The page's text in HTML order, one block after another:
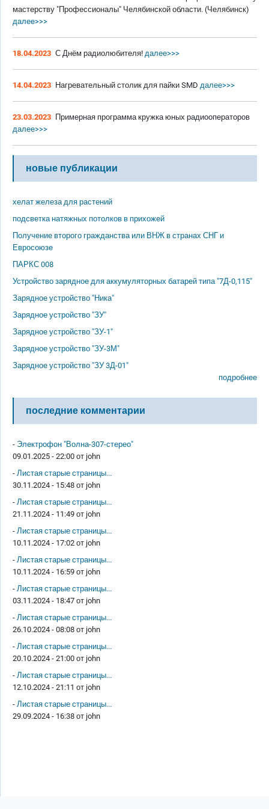
мастерству "Профессионалы" Челябинской области. (Челябинск)
далее>>>
18.04.2023 С Днём радиолюбителя! далее>>>
14.04.2023 Нагревательный столик для пайки SMD далее>>>
23.03.2023 Примерная программа кружка юных радиооператоров
далее>>>
новые публикации
хелат железа для растений
подсветка натяжных потолков в прихожей
Получение второго гражданства или ВНЖ в странах СНГ и
Евросоюзе
ПАРКС 008
Устройство зарядное для аккумуляторных батарей типа "7Д-0,115"
Зарядное устройство "Ника"
Зарядное устройство "ЗУ"
Зарядное устройство "ЗУ-1"
Зарядное устройство "ЗУ-3М"
Зарядное устройство "ЗУ 3Д-01"
подробнее
последние комментарии
- Электрофон "Волна-307-стерео"
09.01.2025 - 22:00 от john
- Листая старые страницы...
30.11.2024 - 15:48 от john
- Листая старые страницы...
21.11.2024 - 11:49 от john
- Листая старые страницы...
10.11.2024 - 17:02 от john
- Листая старые страницы...
10.11.2024 - 16:59 от john
- Листая старые страницы...
03.11.2024 - 18:47 от john
- Листая старые страницы...
26.10.2024 - 08:08 от john
- Листая старые страницы...
20.10.2024 - 21:00 от john
- Листая старые страницы...
12.10.2024 - 21:11 от john
- Листая старые страницы...
29.09.2024 - 16:38 от john